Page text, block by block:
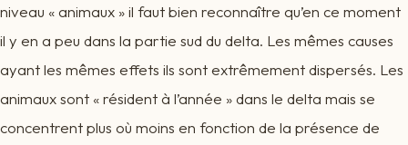
niveau « animaux » il faut bien reconnaître qu’en ce moment
il y en a peu dans la partie sud du delta. Les mêmes causes
ayant les mêmes effets ils sont extrêmement dispersés. Les
animaux sont « résident à l’année » dans le delta mais se
concentrent plus où moins en fonction de la présence de